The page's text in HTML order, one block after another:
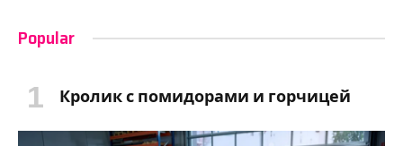
Popular
Кролик с помидорами и горчицей